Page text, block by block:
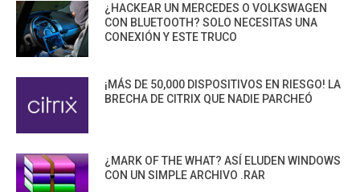
¿HACKEAR UN MERCEDES O VOLKSWAGEN
CON BLUETOOTH? SOLO NECESITAS UNA
CONEXIÓN Y ESTE TRUCO
¡MÁS DE 50,000 DISPOSITIVOS EN RIESGO! LA
BRECHA DE CITRIX QUE NADIE PARCHEÓ
¿MARK OF THE WHAT? ASÍ ELUDEN WINDOWS
CON UN SIMPLE ARCHIVO .RAR